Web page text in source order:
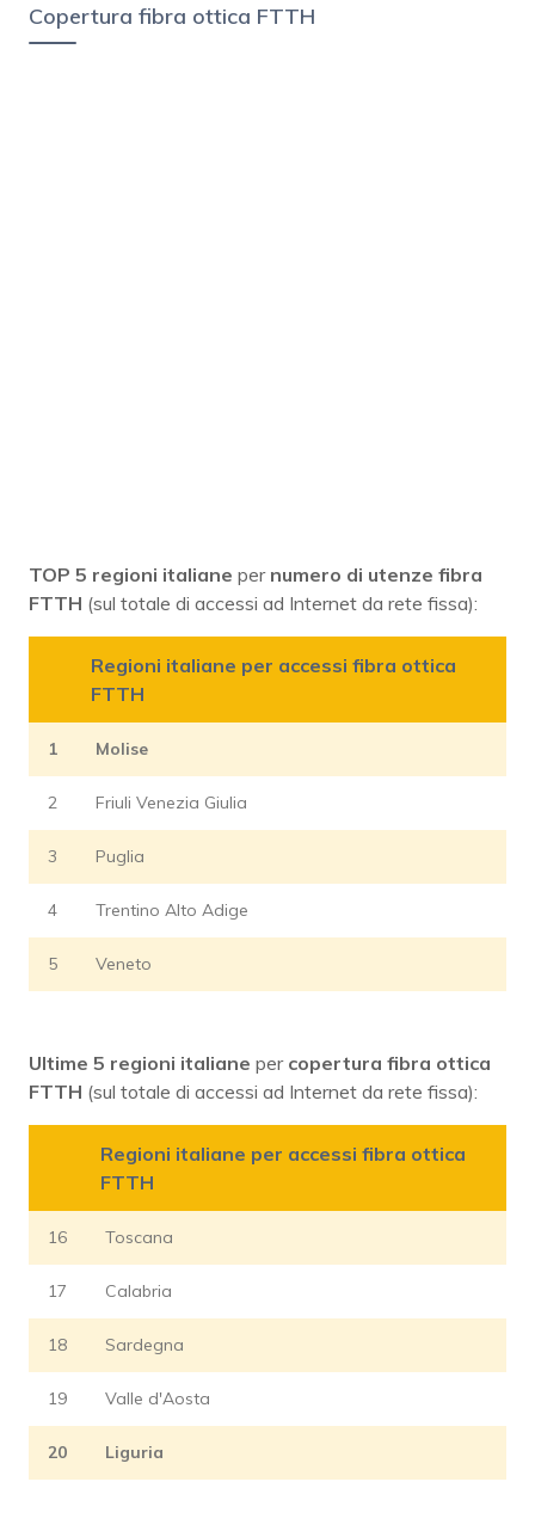
Copertura fibra ottica FTTH
TOP 5 regioni italiane per numero di utenze fibra
FTTH (sul totale di accessi ad Internet da rete fissa):
Regioni italiane per accessi fibra ottica
FTTH
1 Molise
2 Friuli Venezia Giulia
3 Puglia
4 Trentino Alto Adige
5 Veneto
Ultime 5 regioni italiane per copertura fibra ottica
FTTH (sul totale di accessi ad Internet da rete fissa):
Regioni italiane per accessi fibra ottica
FTTH
16 Toscana
17 Calabria
18 Sardegna
19 Valle d'Aosta
20 Liguria